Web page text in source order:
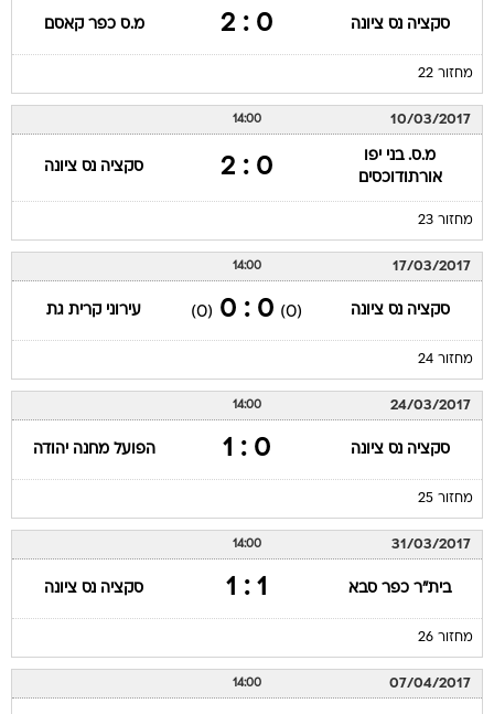
סקציה נס ציונה 0 : 2 מ.ס כפר קאסם
מחזור 22
10/03/2017
14:00
מ.ס. בני יפו
אורתודוכסים
0 : 2 סקציה נס ציונה
מחזור 23
17/03/2017
14:00
סקציה נס ציונה (0)
0 : 0
(0) עירוני קרית גת
מחזור 24
24/03/2017
14:00
סקציה נס ציונה 0 : 1 הפועל מחנה יהודה
מחזור 25
31/03/2017
14:00
בית"ר כפר סבא 1 : 1 סקציה נס ציונה
מחזור 26
07/04/2017
14:00